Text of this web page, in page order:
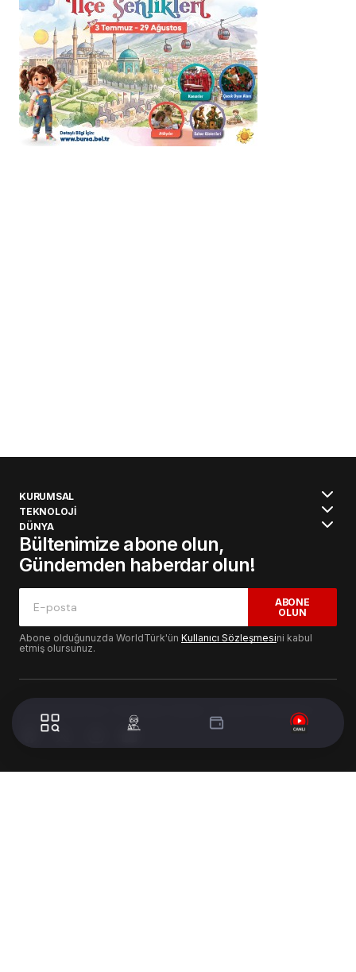
KURUMSAL
TEKNOLOJİ
DÜNYA
Bültenimize abone olun,
Gündemden haberdar olun!
ABONE
OLUN
Abone olduğunuzda WorldTürk'ün Kullanıcı Sözleşmesini kabul
etmiş olursunuz.
© 2024 WorldTurk. Tüm Hakları Saklıdır. - Tasarım & Geliştirme :
Volion's